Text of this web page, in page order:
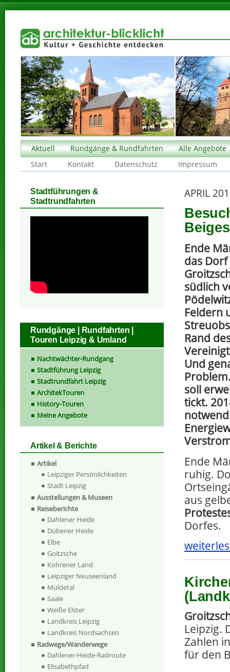
Aktuell Rundgänge & Rundfahrten
Alle Angebote
Start
Kontakt Datenschutz Impressum
APRIL
Ende
das
südlich
Feldern
Rand
Und
soll
tickt.
Ende
ruhig.
aus
Dorfes.
Leipzig.
Zahlen
für den
Stadtführungen &
Stadtrundfahrten
Rundgänge | Rundfahrten |
Touren Leipzig & Umland
Nachtwächter-Rundgang
Stadtführung Leipzig
Stadtrundfahrt Leipzig
ArchitekTouren
History-Touren
Meine Angebote
Artikel & Berichte
Artikel
Leipziger Persönlichkeiten
Stadt Leipzig
Ausstellungen & Museen
Reiseberichte
Dahlener Heide
Dübener Heide
Elbe
Goitzsche
Kohrener Land
Leipziger Neuseenland
Muldetal
Saale
Weiße Elster
Landkreis Leipzig
Landkreis Nordsachsen
Radwege/Wanderwege
Dahlener-Heide-Radroute
Elisabethpfad